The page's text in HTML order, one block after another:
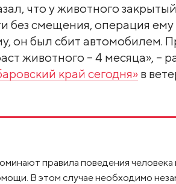
что у животного
без смещения, операция ему
он был сбит автомобилем.
животного – 4 месяца», –
край сегодня» в
правила поведения
В этом случае необходимо